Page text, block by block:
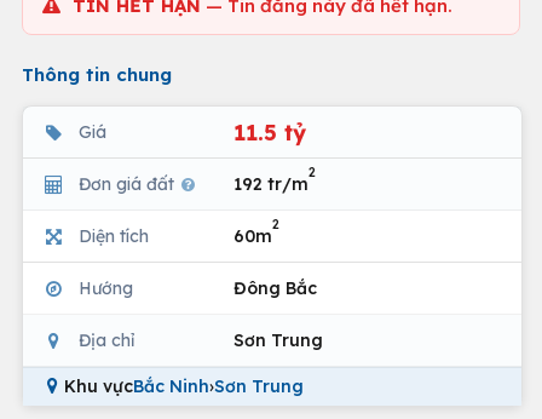
TIN HẾT HẠN — Tin đăng này đã hết hạn.
Thông tin chung
Giá 11.5 tỷ
Đơn giá đất 192 tr/m
2
Diện tích 60m
2
Hướng Đông Bắc
Địa chỉ Sơn Trung
Khu vựcBắc Ninh›Sơn Trung